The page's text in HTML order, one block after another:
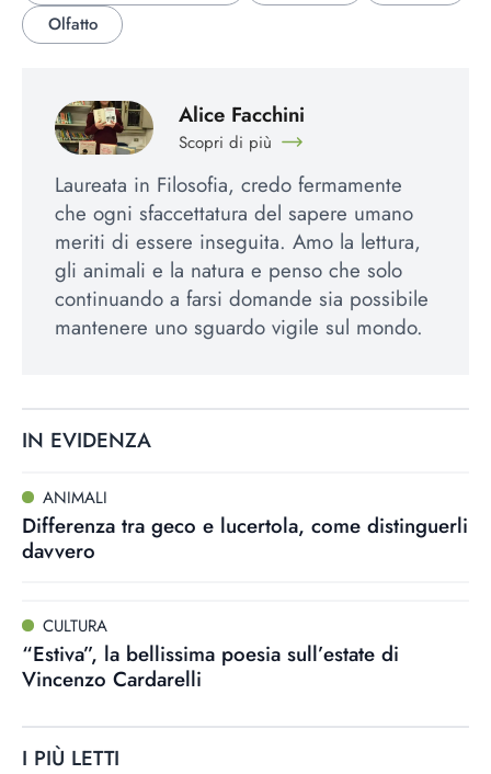
Olfatto
Alice Facchini
Scopri di più
Laureata in Filosofia, credo fermamente
che ogni sfaccettatura del sapere umano
meriti di essere inseguita. Amo la lettura,
gli animali e la natura e penso che solo
continuando a farsi domande sia possibile
mantenere uno sguardo vigile sul mondo.
IN EVIDENZA
ANIMALI
Differenza tra geco e lucertola, come distinguerli
davvero
CULTURA
“Estiva”, la bellissima poesia sull’estate di
Vincenzo Cardarelli
I PIÙ LETTI